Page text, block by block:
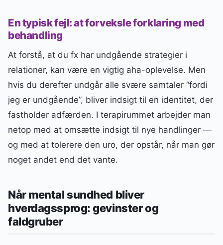
En typisk fejl: at forveksle forklaring med
behandling
At forstå, at du fx har undgående strategier i
relationer, kan være en vigtig aha-oplevelse. Men
hvis du derefter undgår alle svære samtaler “fordi
jeg er undgående”, bliver indsigt til en identitet, der
fastholder adfærden. I terapirummet arbejder man
netop med at omsætte indsigt til nye handlinger —
og med at tolerere den uro, der opstår, når man gør
noget andet end det vante.
Når mental sundhed bliver
hverdagssprog: gevinster og
faldgruber